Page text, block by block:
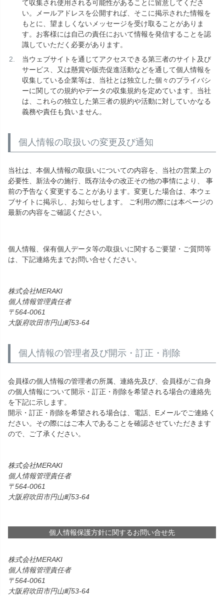
て収集され使用される可能性があることに留意してくださ
い。メールアドレスを公開すれば、そこに掲示された情報を
もとに、望ましくないメッセージを受け取ることがありま
す。お客様には自己の責任において情報を発信することを認
識していただく必要があります。
当ウェブサイトを通じてアクセスできる第三者のサイト及び
サービス、又は懸賞や販売促進活動などを通して個人情報を
収集している企業等は、当社とは独立した個々のプライバシ
ーに関しての規約やデータの収集規約を定めています。当社
は、これらの独立した第三者の規約や活動に対していかなる
義務や責任も負いません。
個人情報の取扱いの変更及び通知
当社は、本個人情報の取扱いについての内容を、当社の営業上の
必要性、新法令の施行、既存法令の改正その他の事情により、 事
前の予告なく変更することがあります。変更した場合は、本ウェ
ブサイトに掲示し、お知らせします。 ご利用の際には本ページの
最新の内容をご確認ください。
個人情報、保有個人データ等の取扱いに関するご要望・ご質問等
は、下記連絡先までお問い合せください。
株式会社MERAKI
個人情報管理責任者
564-0061
大阪府吹田市円山町53-64
個人情報の管理者及び開示・訂正・削除
会員様の個人情報の管理者の所属、連絡先及び、会員様がご自身
の個人情報について開示・訂正・削除を希望される場合の連絡先
を下記に示します。
開示・訂正・削除を希望される場合は、電話、Eメールでご連絡く
ださい。その際にはご本人であることを確認させていただきます
ので、ご了承ください。
株式会社MERAKI
個人情報管理責任者
564-0061
大阪府吹田市円山町53-64
個人情報保護方針に関するお問い合せ先
株式会社MERAKI
個人情報管理責任者
564-0061
大阪府吹田市円山町53-64